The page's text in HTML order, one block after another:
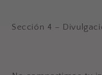
Sección 4 –